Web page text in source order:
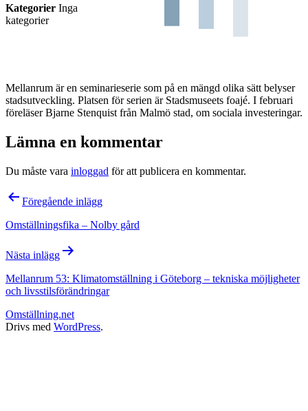
Kategorier Inga
kategorier
Mellanrum är en seminarieserie som på en mängd olika sätt belyser
stadsutveckling. Platsen för serien är Stadsmuseets foajé. I februari
föreläser Bjarne Stenquist från Malmö stad, om sociala investeringar.
Lämna en kommentar
Du måste vara inloggad för att publicera en kommentar.
Inläggsnavigering
Föregående inlägg
Omställningsfika – Nolby gård
Nästa inlägg
Mellanrum 53: Klimatomställning i Göteborg – tekniska möjligheter
och livsstilsförändringar
Omställning.net
Drivs med WordPress.